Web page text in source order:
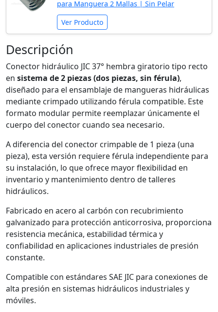
para Manguera 2 Mallas | Sin Pelar
Ver Producto
Descripción
Conector hidráulico JIC 37° hembra giratorio tipo recto
en sistema de 2 piezas (dos piezas, sin férula),
diseñado para el ensamblaje de mangueras hidráulicas
mediante crimpado utilizando férula compatible. Este
formato modular permite reemplazar únicamente el
cuerpo del conector cuando sea necesario.
A diferencia del conector crimpable de 1 pieza (una
pieza), esta versión requiere férula independiente para
su instalación, lo que ofrece mayor flexibilidad en
inventario y mantenimiento dentro de talleres
hidráulicos.
Fabricado en acero al carbón con recubrimiento
galvanizado para protección anticorrosiva, proporciona
resistencia mecánica, estabilidad térmica y
confiabilidad en aplicaciones industriales de presión
constante.
Compatible con estándares SAE JIC para conexiones de
alta presión en sistemas hidráulicos industriales y
móviles.